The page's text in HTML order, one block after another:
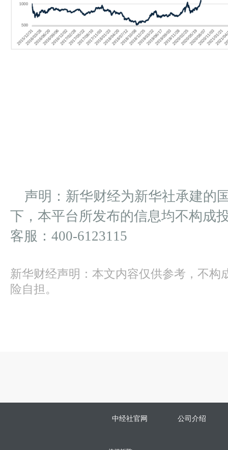
声明：新华财经为新华社承建的
下，本平台所发布的信息均不构成
客服：400-6123115
新华财经声明：本文内容仅供参考，不构
险自担。
中经社官网 公司介绍